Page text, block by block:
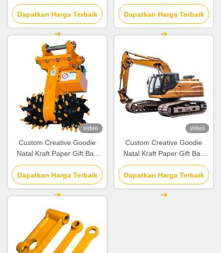
dengan Logo Anda sendiri
untuk pesta dekoratif Natal
Dapatkan Harga Terbaik
dengan Logo Anda sendiri
untuk pesta dekoratif Natal
Dapatkan Harga Terbaik
video
Custom Creative Goodie
Natal Kraft Paper Gift Bag
dengan Logo Anda sendiri
untuk pesta dekoratif Natal
Dapatkan Harga Terbaik
video
Custom Creative Goodie
Natal Kraft Paper Gift Bag
dengan Logo Anda sendiri
untuk pesta dekoratif Natal
Dapatkan Harga Terbaik